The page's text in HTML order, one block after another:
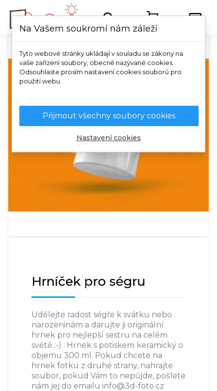
Hrníček pro ségru
Udělejte radost ségře k svátku nebo
narozeninám a darujte ji originální
hrnek pro nejlepší sestru na celém
světě :-) . Hrnek s potiskem keramický o
objemu 300 ml. Pokud chcete na
hrnek fotku z druhé strany, nahrajte
soubor, pokud Vám to nepůjde, pošlete
nám jej do emailu info@3d-foto.cz
Na Vašem soukromí nám záleží
Tyto webové stránky ukládají v souladu se zákony na
vaše zařízení soubory, obecně nazývané cookies.
Odsouhlaste prosím nastavení cookies souborů pro
použití webu.
Přijmout všechny soubory cookies
Nastavení cookies